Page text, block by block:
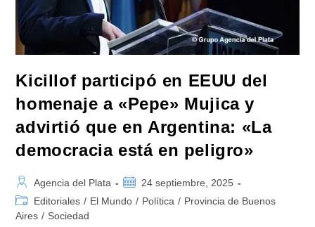
Kicillof participó en EEUU del
homenaje a «Pepe» Mujica y
advirtió que en Argentina: «La
democracia está en peligro»
Autor
de
la
Agencia del Plata
Publicación
de
24 septiembre, 2025
Categoría
de
Editoriales / El Mundo / Política / Provincia de Buenos
Aires / Sociedad